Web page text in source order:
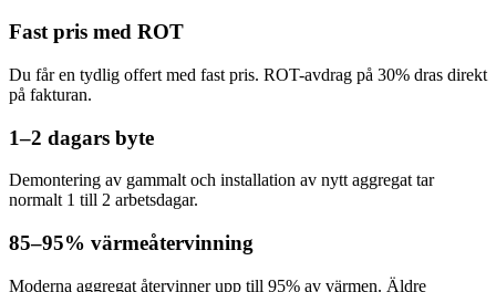
Fast pris med ROT
Du får en tydlig offert med fast pris. ROT-avdrag på 30% dras direkt
på fakturan.
1–2 dagars byte
Demontering av gammalt och installation av nytt aggregat tar
normalt 1 till 2 arbetsdagar.
85–95% värmeåtervinning
Moderna aggregat återvinner upp till 95% av värmen. Äldre